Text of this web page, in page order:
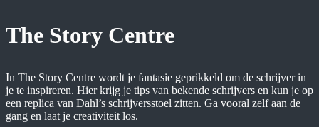
The Story Centre
In The Story Centre wordt je fantasie geprikkeld om de schrijver in
je te inspireren. Hier krijg je tips van bekende schrijvers en kun je op
een replica van Dahl’s schrijversstoel zitten. Ga vooral zelf aan de
gang en laat je creativiteit los.